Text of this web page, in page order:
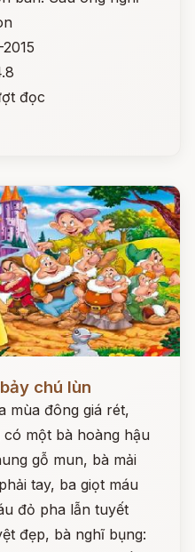
đọc
chú lùn
mùa đông giá rét,
một bà hoàng hậu
gỗ mun, bà mải
tay, ba giọt máu
đỏ pha lẫn tuyết
đẹp, bà nghĩ bụng: